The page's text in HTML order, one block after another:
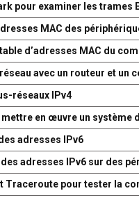
pour examiner les trames
MAC des
d’adresses MAC du
avec un routeur et un
réseaux IPv4
en œuvre un système
adresses IPv6
adresses IPv6 sur des
Traceroute pour tester la